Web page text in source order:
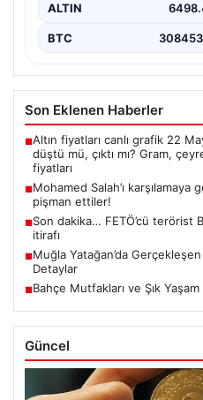
ALTIN
BTC
Son Eklenen Haberler
■Altın fiyatları canlı grafik 22
düştü mü, çıktı mı? Gram,
fiyatları
■Mohamed Salah’ı karşılamaya
pişman ettiler!
■Son dakika… FETÖ’cü terörist
itirafı
■Muğla Yatağan’da Gerçekleşen
Detaylar
■Bahçe Mutfakları ve Şık
Güncel